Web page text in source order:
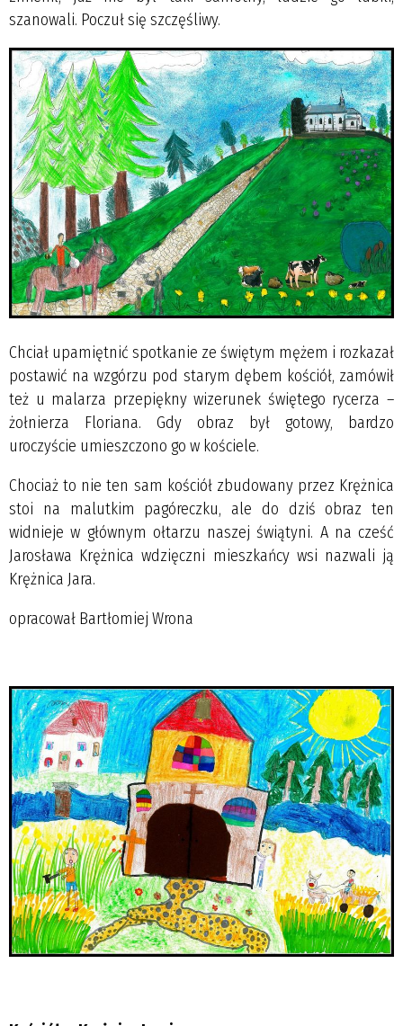
szanowali. Poczuł się szczęśliwy.
Chciał upamiętnić spotkanie ze świętym mężem i rozkazał
postawić na wzgórzu pod starym dębem kościół, zamówił
też u malarza przepiękny wizerunek świętego rycerza –
żołnierza Floriana. Gdy obraz był gotowy, bardzo
uroczyście umieszczono go w kościele.
Chociaż to nie ten sam kościół zbudowany przez Krężnica
stoi na malutkim pagóreczku, ale do dziś obraz ten
widnieje w głównym ołtarzu naszej świątyni. A na cześć
Jarosława Krężnica wdzięczni mieszkańcy wsi nazwali ją
Krężnica Jara.
opracował Bartłomiej Wrona